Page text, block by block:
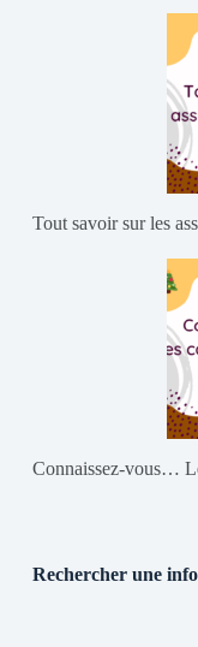
Tout savoir sur les
Connaissez-vous…
Rechercher une